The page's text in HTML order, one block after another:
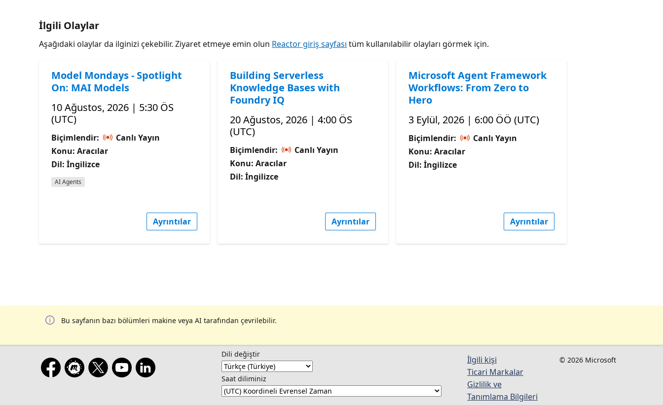
İlgili Olaylar
Aşağıdaki olaylar da ilginizi çekebilir. Ziyaret etmeye emin olun Reactor giriş sayfası tüm kullanılabilir olayları görmek için.
Model Mondays - Spotlight
On: MAI Models
10 Ağustos, 2026 | 5:30 ÖS
(UTC)
Biçimlendir:
Canlı Yayın
Konu: Aracılar
Dil: İngilizce
AI Agents
Ayrıntılar
Building Serverless
Knowledge Bases with
Foundry IQ
20 Ağustos, 2026 | 4:00 ÖS
(UTC)
Biçimlendir:
Canlı Yayın
Konu: Aracılar
Dil: İngilizce
Ayrıntılar
Microsoft Agent Framework
Workflows: From Zero to
Hero
3 Eylül, 2026 | 6:00 ÖÖ (UTC)
Biçimlendir:
Canlı Yayın
Konu: Aracılar
Dil: İngilizce
Ayrıntılar
Bu sayfanın bazı bölümleri makine veya AI tarafından çevrilebilir.
Dili değiştir
Saat diliminiz
İlgili kişi
Ticari Markalar
Gizlilik ve
Tanımlama Bilgileri
© 2026 Microsoft